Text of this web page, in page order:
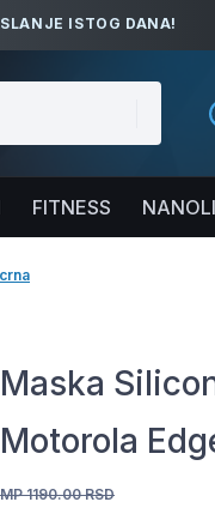
ISTOG DANA!
FITNESS
Maska
Motorola
MP 1190.00 RSD